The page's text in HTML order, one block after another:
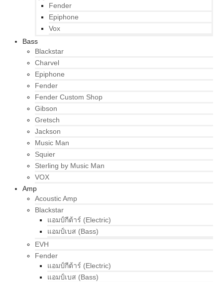
Fender
Epiphone
Vox
Bass
Blackstar
Charvel
Epiphone
Fender
Fender Custom Shop
Gibson
Gretsch
Jackson
Music Man
Squier
Sterling by Music Man
VOX
Amp
Acoustic Amp
Blackstar
แอมป์กีต้าร์ (Electric)
แอมป์เบส (Bass)
EVH
Fender
แอมป์กีต้าร์ (Electric)
แอมป์เบส (Bass)